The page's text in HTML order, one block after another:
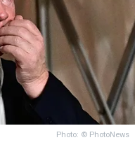
Photo: © PhotoNews